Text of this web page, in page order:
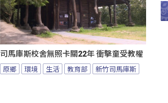
司馬庫斯校舍無照卡關22年 衝擊童受教權
原鄉 環境 生活 教育部 新竹司馬庫斯